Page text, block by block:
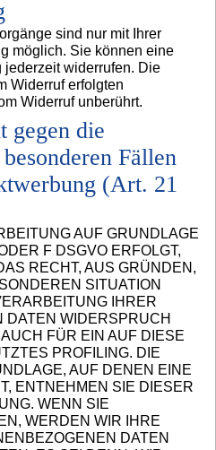
sind nur mit Ihrer
möglich. Sie können eine
widerrufen. Die
Widerruf erfolgten
Widerruf unberührt.
gegen die
Fällen
(Art. 21
AUF GRUNDLAGE
F DSGVO ERFOLGT,
RECHT, AUS GRÜNDEN,
SITUATION
IHRER
DATEN WIDERSPRUCH
FÜR EIN AUF DIESE
PROFILING. DIE
AUF DENEN EINE
ENTNEHMEN SIE DIESER
WENN SIE
WERDEN WIR IHRE
DATEN